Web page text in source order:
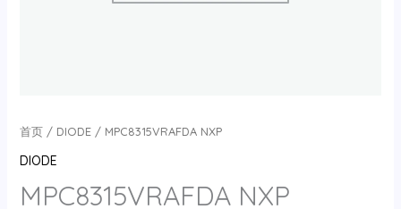
首页/ DIODE/ MPC8315VRAFDA NXP
DIODE
MPC8315VRAFDA NXP